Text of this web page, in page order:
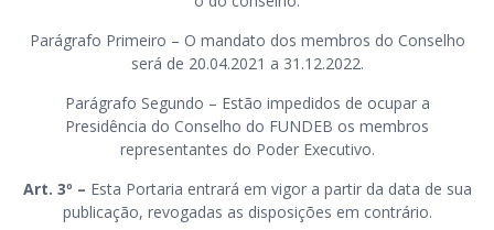
Parágrafo Primeiro – O mandato dos membros do Conselho
será de 20.04.2021 a 31.12.2022.
Parágrafo Segundo – Estão impedidos de ocupar a
Presidência do Conselho do FUNDEB os membros
representantes do Poder Executivo.
Art. 3º – Esta Portaria entrará em vigor a partir da data de sua
publicação, revogadas as disposições em contrário.